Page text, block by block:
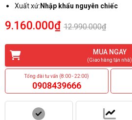
Xuất xứ: Nhập khẩu nguyên chiếc
9.160.000₫ 12.990.000₫
MUA NGAY
(Giao hàng tận nhà)
Tổng đài tư vấn (8:00 - 22:00)
0908439666